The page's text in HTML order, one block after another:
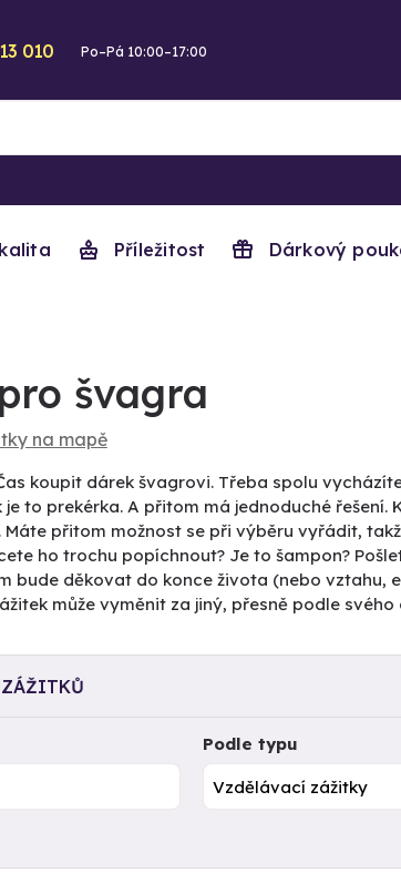
010 Po–Pá 10:00–17:00
Příležitost Dárkový
švagra
na mapě
koupit dárek švagrovi. Třeba spolu
je to prekérka. A přitom má jednoduché
Máte přitom možnost se při výběru vyřádit,
ho trochu popíchnout? Je to šampon?
bude děkovat do konce života (nebo vztahu,
může vyměnit za jiný, přesně podle svého
Podle typu